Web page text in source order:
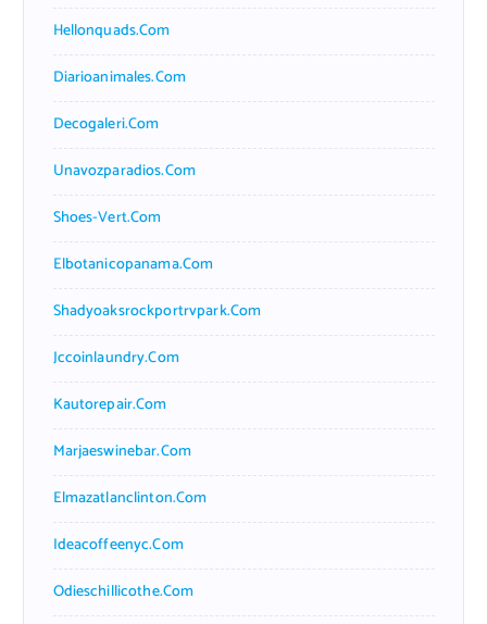
Hellonquads.com
Diarioanimales.com
Decogaleri.com
Unavozparadios.com
Shoes-Vert.com
Elbotanicopanama.com
Shadyoaksrockportrvpark.com
Jccoinlaundry.com
Kautorepair.com
Marjaeswinebar.com
Elmazatlanclinton.com
Ideacoffeenyc.com
Odieschillicothe.com